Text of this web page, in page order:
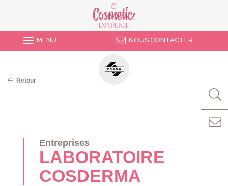
MENU NOUS CONTACTER
Entreprises
LABORATOIRE
COSDERMA
Retour